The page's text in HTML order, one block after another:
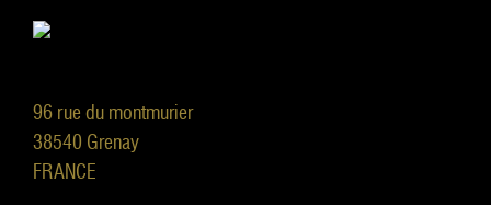
96 rue du montmurier
38540 Grenay
FRANCE